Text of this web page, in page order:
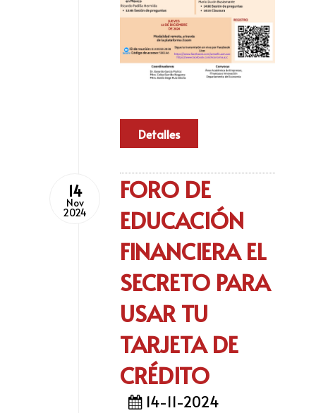
Detalles
14
Nov
2024
FORO DE
EDUCACIÓN
FINANCIERA EL
SECRETO PARA
USAR TU
TARJETA DE
CRÉDITO
14-11-2024